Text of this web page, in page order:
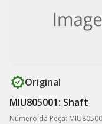
Original
MIU805001: Shaft
Número da Peça: